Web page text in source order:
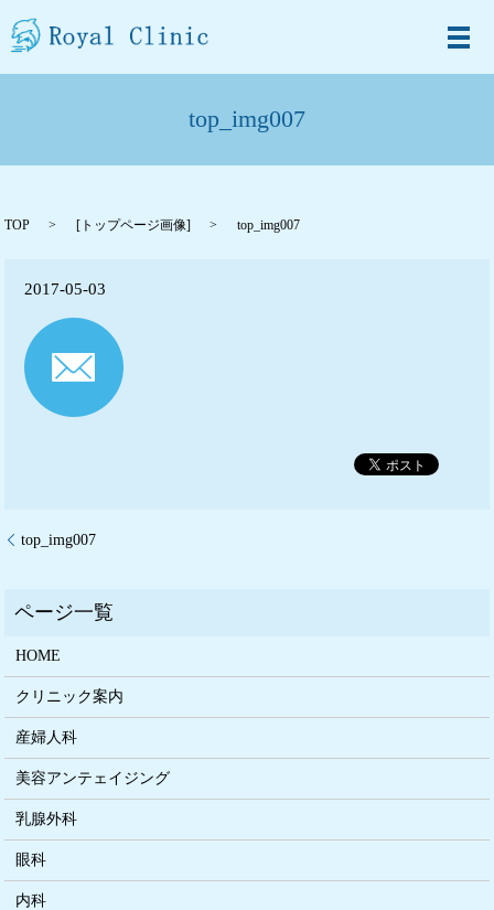
メ
top_img007
TOP [ トップページ画像] top_img007
2017-05-03
top_img007
HOME
クリニック案内
産婦人科
美容アンテェイジング
乳腺外科
眼科
内科